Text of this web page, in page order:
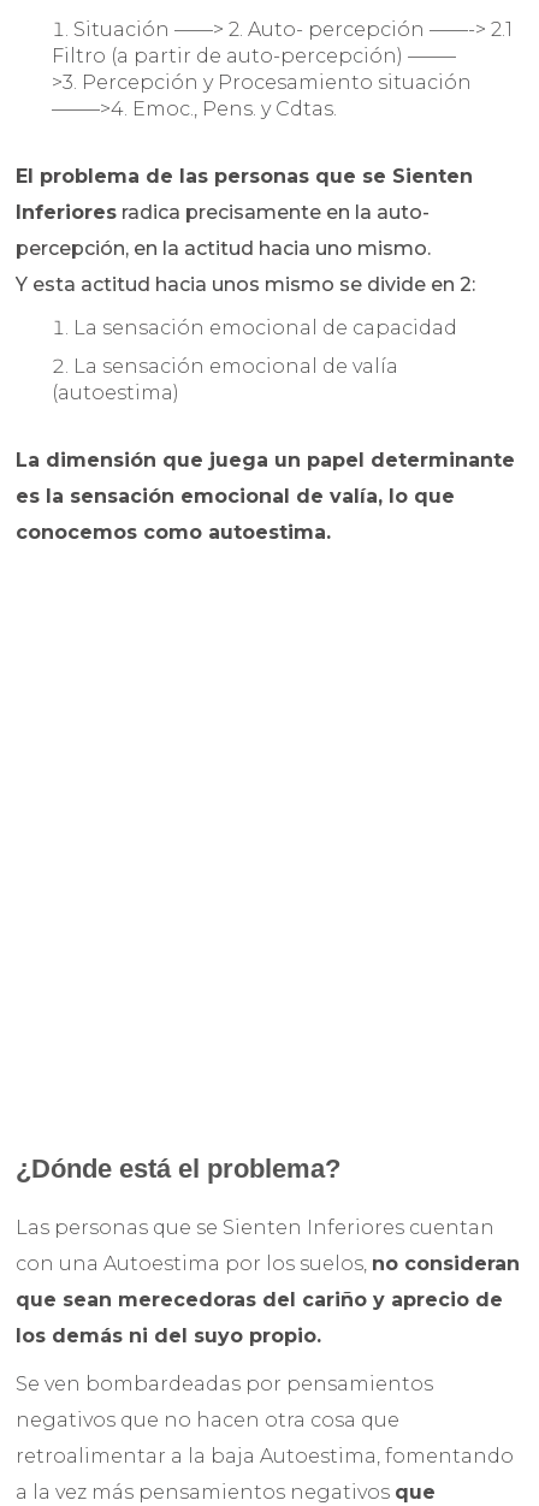
Situación ——> 2. Auto- percepción ——-> 2.1
Filtro (a partir de auto-percepción) ——–
>3. Percepción y Procesamiento situación
——–>4. Emoc., Pens. y Cdtas.
El problema de las personas que se Sienten
Inferiores radica precisamente en la auto-
percepción, en la actitud hacia uno mismo.
Y esta actitud hacia unos mismo se divide en 2:
La sensación emocional de capacidad
La sensación emocional de valía
(autoestima)
La dimensión que juega un papel determinante
es la sensación emocional de valía, lo que
conocemos como autoestima.
¿Dónde está el problema?
Las personas que se Sienten Inferiores cuentan
con una Autoestima por los suelos, no consideran
que sean merecedoras del cariño y aprecio de
los demás ni del suyo propio.
Se ven bombardeadas por pensamientos
negativos que no hacen otra cosa que
retroalimentar a la baja Autoestima, fomentando
a la vez más pensamientos negativos que